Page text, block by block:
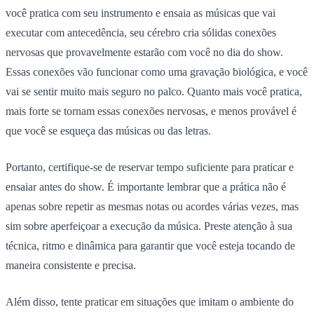
você pratica com seu instrumento e ensaia as músicas que vai
executar com antecedência, seu cérebro cria sólidas conexões
nervosas que provavelmente estarão com você no dia do show.
Essas conexões vão funcionar como uma gravação biológica, e você
vai se sentir muito mais seguro no palco. Quanto mais você pratica,
mais forte se tornam essas conexões nervosas, e menos provável é
que você se esqueça das músicas ou das letras.
Portanto, certifique-se de reservar tempo suficiente para praticar e
ensaiar antes do show. É importante lembrar que a prática não é
apenas sobre repetir as mesmas notas ou acordes várias vezes, mas
sim sobre aperfeiçoar a execução da música. Preste atenção à sua
técnica, ritmo e dinâmica para garantir que você esteja tocando de
maneira consistente e precisa.
Além disso, tente praticar em situações que imitam o ambiente do